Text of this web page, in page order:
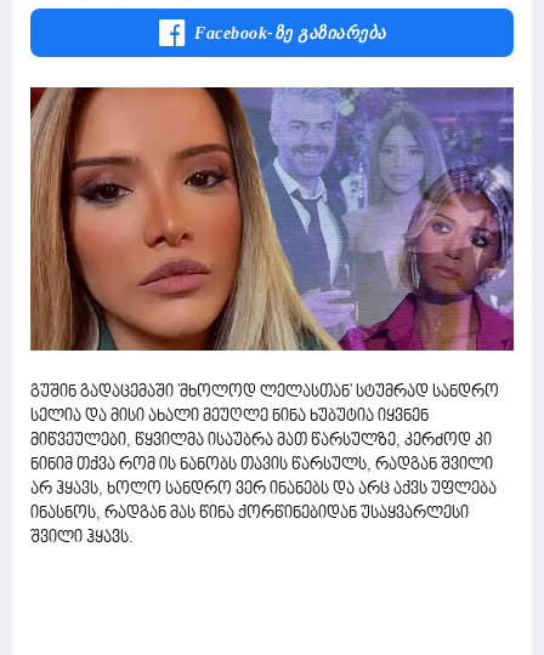
Facebook-Ზე Გაზიარება
გუშინ გადაცემაში 'მხოლოდ ლელასთან' სტუმრად სანდრო
სელია და მისი ახალი მეუღლე ნინა ხუბუტია იყვნენ
მიწვეულები, წყვილმა ისაუბრა მათ წარსულზე, კერძოდ კი
ნინიმ თქვა რომ ის ნანობს თავის წარსულს, რადგან შვილი
არ ჰყავს, ხოლო სანდრო ვერ ინანებს და არც აქვს უფლება
ინასნოს, რადგან მას წინა ქორწინებიდან უსაყვარლესი
შვილი ჰყავს.